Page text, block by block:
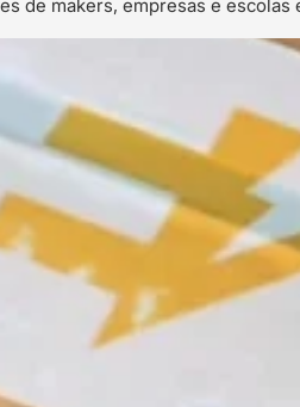
de makers, empresas e escolas